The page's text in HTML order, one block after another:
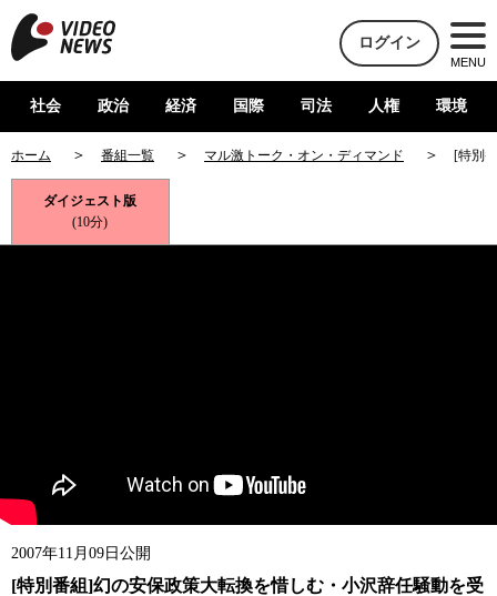
ログイン
MENU
社会 政治 経済 国際 司法 人権 環境
ホーム 番組一覧 マル激トーク・オン・ディマンド [特別
ダイジェスト版
(10分)
2007年11月09日公開
[特別番組]幻の安保政策大転換を惜しむ・小沢辞任騒動を受